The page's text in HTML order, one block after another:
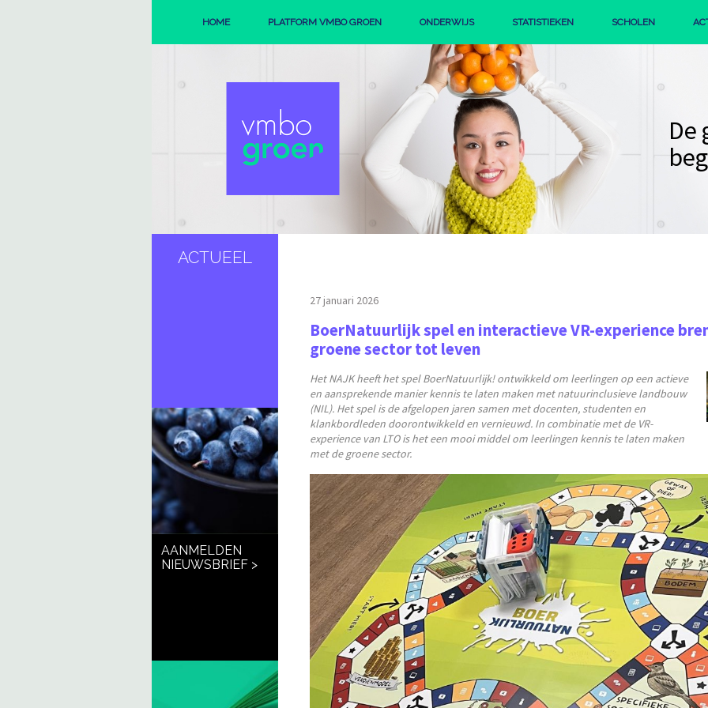
HOME PLATFORM VMBO GROEN
REGIO'S
ONDERWIJS
PROFIEL GROEN
STERK GROEN BEROEPSONDERWIJS
STATISTIEKEN SCHOLEN
De
ACTUEEL
AANMELDEN
NIEUWSBRIEF >
27 januari 2026
BoerNatuurlijk spel en interactieve VR-experience
groene sector tot leven
Het NAJK heeft het spel BoerNatuurlijk! ontwikkeld om leerlingen op een actieve
en aansprekende manier kennis te laten maken met natuurinclusieve landbouw
(NIL). Het spel is de afgelopen jaren samen met docenten, studenten en
klankbordleden doorontwikkeld en vernieuwd. In combinatie met de VR-
experience van LTO is het een mooi middel om leerlingen kennis te laten maken
met de groene sector.